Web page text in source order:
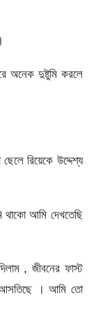
অনেক দুষ্টুমি করলে
রিয়েকে উদ্দেশ্য
থাকো আমি দেখতেছি
, জীবনের ফাস্ট
আসতিছে । আমি তো